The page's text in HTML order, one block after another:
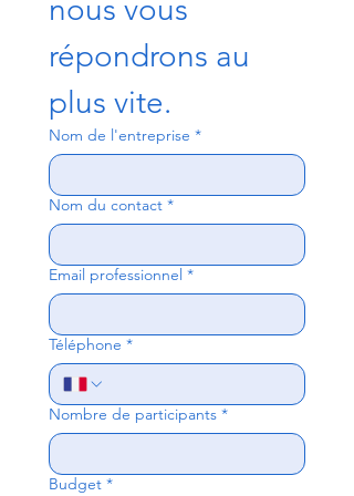
nous vous
répondrons au
plus vite.
Nom de l'entreprise *
Nom du contact *
Email professionnel *
Téléphone *
Nombre de participants *
Budget *